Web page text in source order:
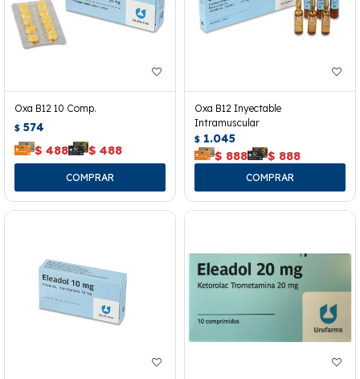
Oxa B12 10 Comp.
$ 574
$ 488 $ 488
Oxa B12 Inyectable
Intramuscular
$ 1.045
$ 888 $ 888